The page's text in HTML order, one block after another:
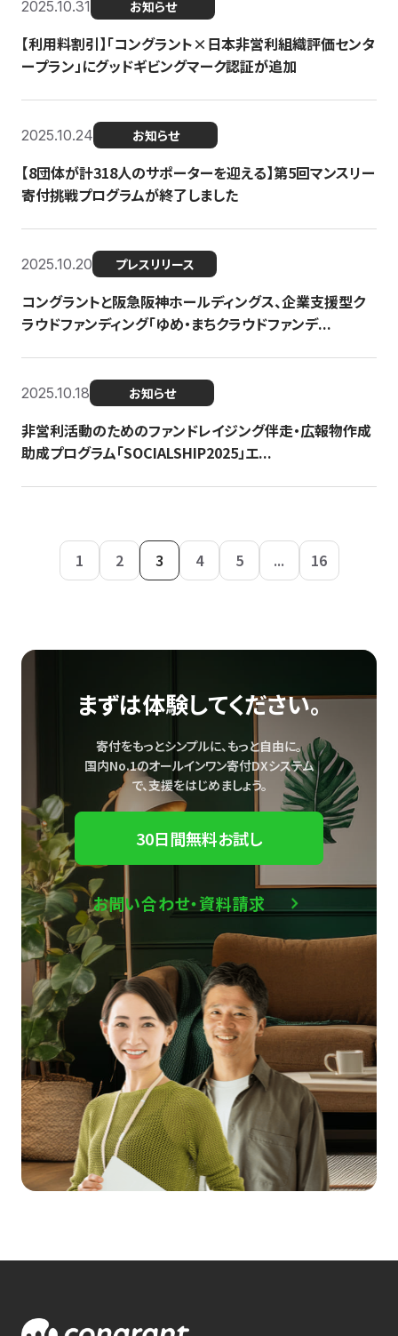
2025.10.31 お知らせ
【利用料割引】「コングラント×日本非営利組織評価センタ
ープラン」にグッドギビングマーク認証が追加
2025.10.24 お知らせ
【8団体が計318人のサポーターを迎える】​​第5回マンスリー
寄付挑戦プログラムが終了しました
2025.10.20 プレスリリース
コングラントと阪急阪神ホールディングス、企業支援型ク
ラウドファンディング「ゆめ・まちクラウドファンデ...
2025.10.18 お知らせ
非営利活動のためのファンドレイジング伴走・広報物作成
助成プログラム「SOCIALSHIP2025」エ...
1 2 3 4 5 ... 16
まずは体験してください。
寄付をもっとシンプルに、もっと自由に。
国内No.1のオールインワン寄付DXシステム
で、支援をはじめましょう。
30日間無料お試し
お問い合わせ・資料請求